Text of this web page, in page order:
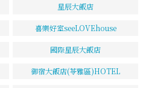
星辰大飯店
喜樂好室seeLOVEhouse
國際星辰大飯店
御宿大飯店(苓雅區)HOTEL